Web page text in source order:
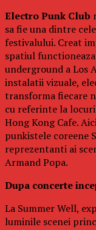
Electro Punk Club
sa fie una dintre
festivalului. Creat
spatiul
underground a Los
instalatii vizuale,
transforma fiecare
cu referinte la locuri
Hong Kong Cafe.
punkistele coreene
reprezentanti ai
Armand Popa.
Dupa concerte
La Summer Well,
luminile scenei